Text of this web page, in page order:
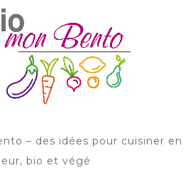
– des idées pour cuisiner en
bio et végé